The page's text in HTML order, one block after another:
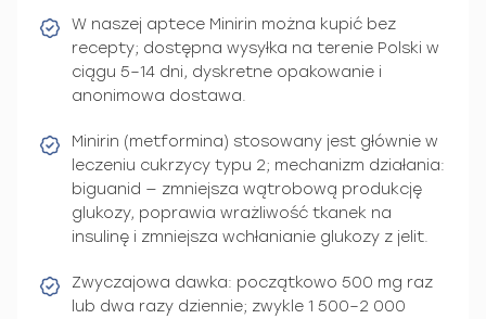
W naszej aptece Minirin można kupić bez
recepty; dostępna wysyłka na terenie Polski w
ciągu 5–14 dni, dyskretne opakowanie i
anonimowa dostawa.
Minirin (metformina) stosowany jest głównie w
leczeniu cukrzycy typu 2; mechanizm działania:
biguanid — zmniejsza wątrobową produkcję
glukozy, poprawia wrażliwość tkanek na
insulinę i zmniejsza wchłanianie glukozy z jelit.
Zwyczajowa dawka: początkowo 500 mg raz
lub dwa razy dziennie; zwykle 1 500–2 000